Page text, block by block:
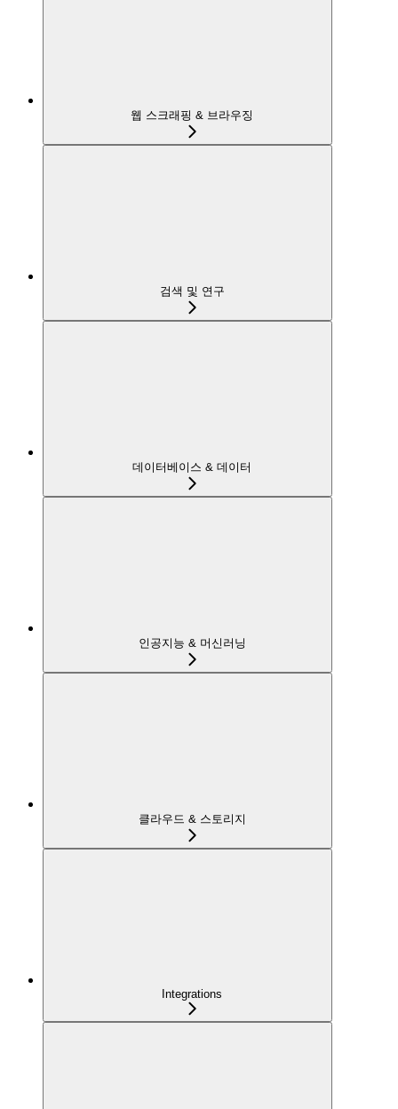
웹 스크래핑 & 브라우징
검색 및 연구
데이터베이스 & 데이터
인공지능 & 머신러닝
클라우드 & 스토리지
Integrations